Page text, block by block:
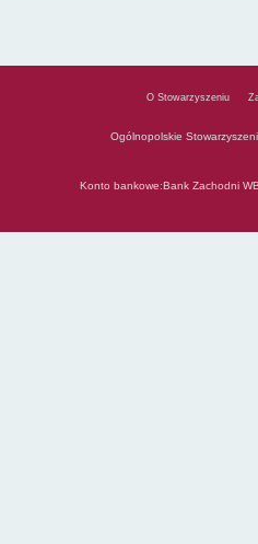
O Stowarzyszeniu
Ogólnopolskie
Konto bankowe:Bank Zachodni